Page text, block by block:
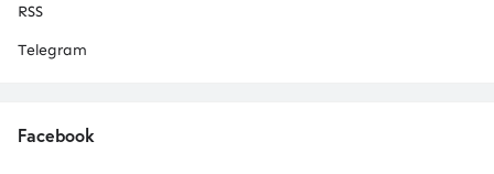
RSS
Telegram
Facebook